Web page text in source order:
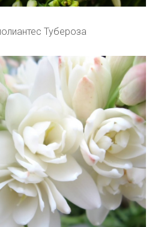
Тубероза